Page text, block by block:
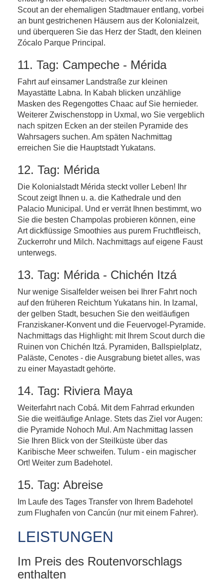
Scout an der ehemaligen Stadtmauer entlang, vorbei
an bunt gestrichenen Häusern aus der Kolonialzeit,
und überqueren Sie das Herz der Stadt, den kleinen
Zócalo Parque Principal.
11. Tag: Campeche - Mérida
Fahrt auf einsamer Landstraße zur kleinen
Mayastätte Labna. In Kabah blicken unzählige
Masken des Regengottes Chaac auf Sie hernieder.
Weiterer Zwischenstopp in Uxmal, wo Sie vergeblich
nach spitzen Ecken an der steilen Pyramide des
Wahrsagers suchen. Am späten Nachmittag
erreichen Sie die Hauptstadt Yukatans.
12. Tag: Mérida
Die Kolonialstadt Mérida steckt voller Leben! Ihr
Scout zeigt Ihnen u. a. die Kathedrale und den
Palacio Municipal. Und er verrät Ihnen bestimmt, wo
Sie die besten Champolas probieren können, eine
Art dickflüssige Smoothies aus purem Fruchtfleisch,
Zuckerrohr und Milch. Nachmittags auf eigene Faust
unterwegs.
13. Tag: Mérida - Chichén Itzá
Nur wenige Sisalfelder weisen bei Ihrer Fahrt noch
auf den früheren Reichtum Yukatans hin. In Izamal,
der gelben Stadt, besuchen Sie den weitläufigen
Franziskaner-Konvent und die Feuervogel-Pyramide.
Nachmittags das Highlight: mit Ihrem Scout durch die
Ruinen von Chichén Itzá. Pyramiden, Ballspielplatz,
Paläste, Cenotes - die Ausgrabung bietet alles, was
zu einer Mayastadt gehörte.
14. Tag: Riviera Maya
Weiterfahrt nach Cobá. Mit dem Fahrrad erkunden
Sie die weitläufige Anlage. Stets das Ziel vor Augen:
die Pyramide Nohoch Mul. Am Nachmittag lassen
Sie Ihren Blick von der Steilküste über das
Karibische Meer schweifen. Tulum - ein magischer
Ort! Weiter zum Badehotel.
15. Tag: Abreise
Im Laufe des Tages Transfer von Ihrem Badehotel
zum Flughafen von Cancún (nur mit einem Fahrer).
LEISTUNGEN
Im Preis des Routenvorschlags
enthalten